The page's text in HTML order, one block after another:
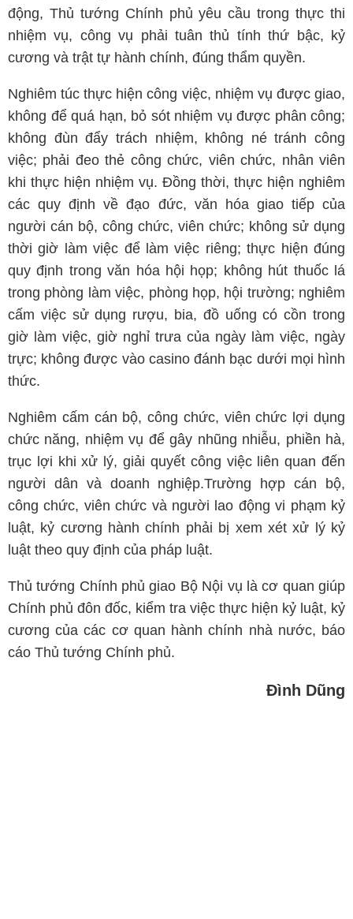
động, Thủ tướng Chính phủ yêu cầu trong thực thi
nhiệm vụ, công vụ phải tuân thủ tính thứ bậc, kỷ
cương và trật tự hành chính, đúng thẩm quyền.
Nghiêm túc thực hiện công việc, nhiệm vụ được giao,
không để quá hạn, bỏ sót nhiệm vụ được phân công;
không đùn đẩy trách nhiệm, không né tránh công
việc; phải đeo thẻ công chức, viên chức, nhân viên
khi thực hiện nhiệm vụ. Đồng thời, thực hiện nghiêm
các quy định về đạo đức, văn hóa giao tiếp của
người cán bộ, công chức, viên chức; không sử dụng
thời giờ làm việc để làm việc riêng; thực hiện đúng
quy định trong văn hóa hội họp; không hút thuốc lá
trong phòng làm việc, phòng họp, hội trường; nghiêm
cấm việc sử dụng rượu, bia, đồ uống có cồn trong
giờ làm việc, giờ nghỉ trưa của ngày làm việc, ngày
trực; không được vào casino đánh bạc dưới mọi hình
thức.
Nghiêm cấm cán bộ, công chức, viên chức lợi dụng
chức năng, nhiệm vụ để gây nhũng nhiễu, phiền hà,
trục lợi khi xử lý, giải quyết công việc liên quan đến
người dân và doanh nghiệp.Trường hợp cán bộ,
công chức, viên chức và người lao động vi phạm kỷ
luật, kỷ cương hành chính phải bị xem xét xử lý kỷ
luật theo quy định của pháp luật.
Thủ tướng Chính phủ giao Bộ Nội vụ là cơ quan giúp
Chính phủ đôn đốc, kiểm tra việc thực hiện kỷ luật, kỷ
cương của các cơ quan hành chính nhà nước, báo
cáo Thủ tướng Chính phủ.
Đình Dũng